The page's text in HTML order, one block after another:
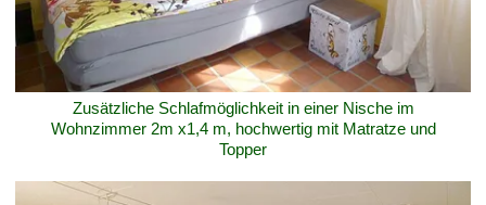
Zusätzliche Schlafmöglichkeit in einer Nische im
Wohnzimmer 2m x1,4 m, hochwertig mit Matratze und
Topper